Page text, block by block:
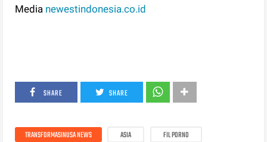
Media newestindonesia.co.id
SHARE SHARE
TRANSFORMASINUSA NEWS ASIA
FIL PORNO